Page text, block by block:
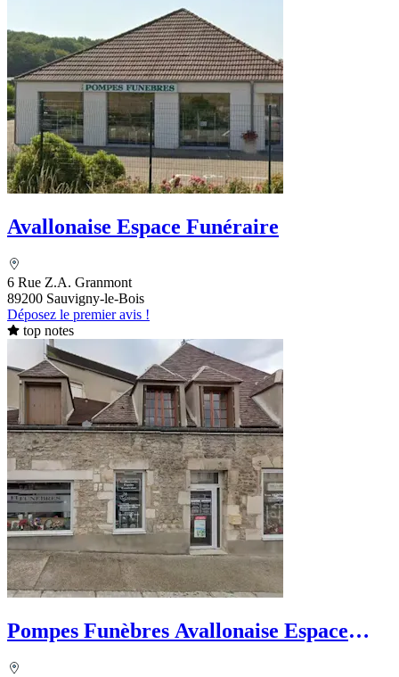
Avallonaise Espace Funéraire
6 Rue Z.A. Granmont
89200 Sauvigny-le-Bois
Déposez le premier avis !
top notes
Pompes Funèbres Avallonaise Espace